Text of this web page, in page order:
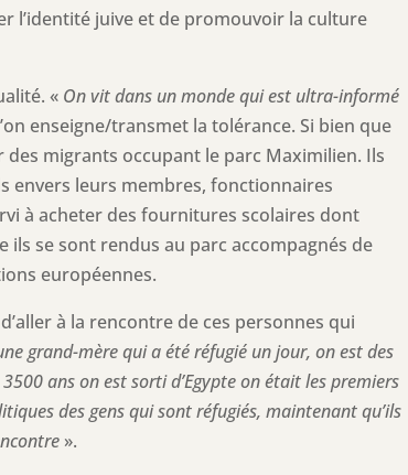
l’identité juive et de promouvoir la culture
« On vit dans un monde qui est ultra-informé
enseigne/transmet la tolérance. Si bien que
des migrants occupant le parc Maximilien. Ils
envers leurs membres, fonctionnaires
à acheter des fournitures scolaires dont
ils se sont rendus au parc accompagnés de
européennes.
à la rencontre de ces personnes qui
grand-mère qui a été réfugié un jour, on est des
ans on est sorti d’Egypte on était les premiers
des gens qui sont réfugiés, maintenant qu’ils
».